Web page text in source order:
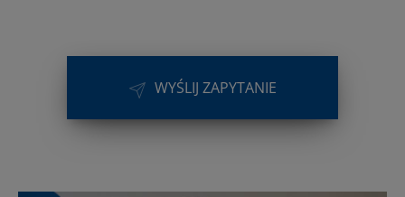
WYŚLIJ ZAPYTANIE